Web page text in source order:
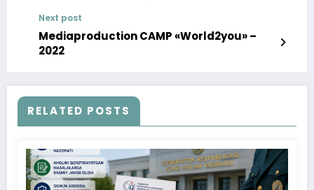
Next post
Mediaproduction CAMP «World2you» –
2022
RELATED POSTS